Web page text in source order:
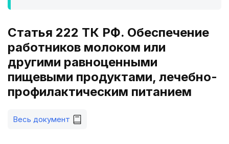
Статья 222 ТК РФ. Обеспечение
работников молоком или
другими равноценными
пищевыми продуктами, лечебно-
профилактическим питанием
Весь документ